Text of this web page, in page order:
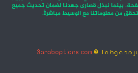
بينما نبذل قصارى جهدنا لضمان تحديث جميع
من معلوماتنا مع الوسيط مباشرةً.
محفوظة لـ © 3araboptions.com